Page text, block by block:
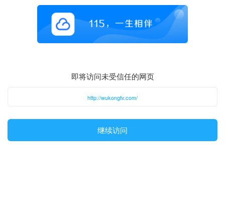
即将访问未受信任的网页
http://wukongtv.com/
继续访问